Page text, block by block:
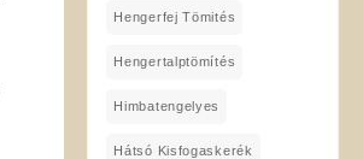
Hengerfej Tömités
Hengertalptömítés
Himbatengelyes
Hátsó Kisfogaskerék